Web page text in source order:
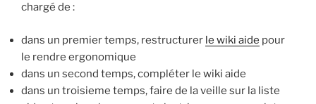
chargé de :
dans un premier temps, restructurer le wiki aide pour
le rendre ergonomique
dans un second temps, compléter le wiki aide
dans un troisieme temps, faire de la veille sur la liste